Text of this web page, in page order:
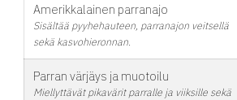
Amerikkalainen parranajo
Sisältää pyyhehauteen, parranajon veitsellä
sekä kasvohieronnan.
Parran värjäys ja muotoilu
Miellyttävät pikavärit parralle ja viiksille sekä